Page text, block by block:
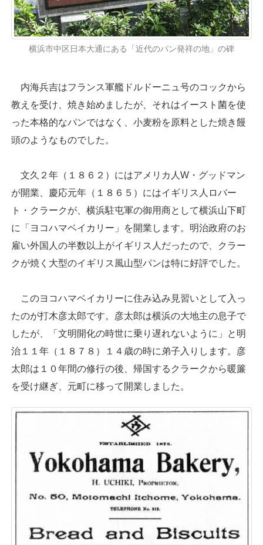
横浜市中区日本大通にある「近代のパン発祥の地」の碑
内海兵吉はフランス軍艦ドルドーニュ号のコックから
教えを受け、焼き始めましたが、それはイースト菌を使
った本格的なパンではなく、小麦粉を原料とした焼き饅
頭のようなものでした。
文久２年（１８６２）にはアメリカ人W・グッドマン
が開業、慶応元年（１８６５）にはイギリス人ロバー
ト・クラークが、横浜駐屯軍の御用商として横浜山下町
に「ヨコハマベイカリー」を開業します。明治政府のお
雇い外国人の半数以上がイギリス人だったので、クラー
クが焼く大型のイギリス風山型パンは特に好評でした。
このヨコハマベイカリーに住み込み見習いとして入っ
たのが打木彦太郎です。彦太郎は横浜の大地主の息子で
したが、「文明開化の時世に乗り遅れないように」と明
治１１年（１８７８）１４歳の時に弟子入りします。彦
太郎は１０年間の修行の後、帰国するクラークから暖簾
を受け継ぎ、元町に移って開業しました。